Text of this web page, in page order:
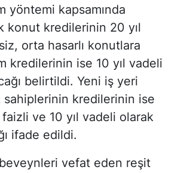
yöntemi kapsamında
konut kredilerinin 20 yıl
orta hasarlı konutlara
kredilerinin ise 10 yıl vadeli
belirtildi. Yeni iş yeri
sahiplerinin kredilerinin ise
faizli ve 10 yıl vadeli olarak
ifade edildi.
vefat eden reşit